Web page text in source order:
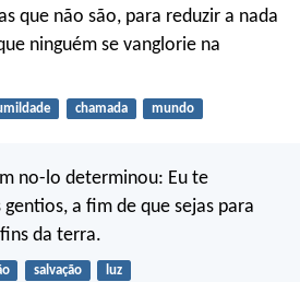
que não são, para reduzir a nada
ninguém se vanglorie na
chamada mundo
no-lo determinou: Eu te
a fim de que sejas para
da terra.
salvação luz